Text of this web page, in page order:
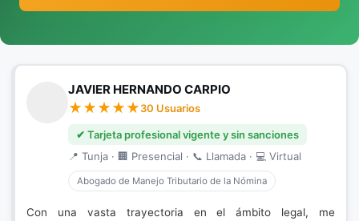
JAVIER HERNANDO CARPIO
30 Usuarios
✔ Tarjeta profesional vigente y sin sanciones
📍 Tunja · 🏢 Presencial · 📞 Llamada · 💻 Virtual
Abogado de Manejo Tributario de la Nómina
Con una vasta trayectoria en el ámbito legal, me